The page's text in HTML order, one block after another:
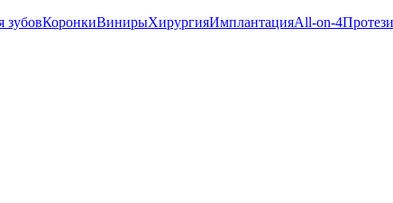
зубовКоронкиВинирыХирургияИмплантацияAll-on-4